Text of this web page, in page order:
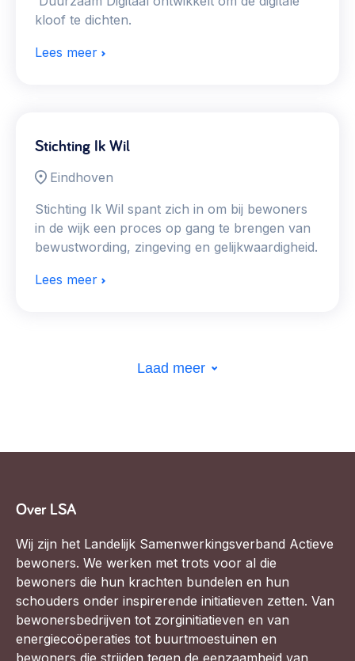
kloof te dichten.
Lees meer
Stichting Ik Wil
Eindhoven
Stichting Ik Wil spant zich in om bij bewoners
in de wijk een proces op gang te brengen van
bewustwording, zingeving en gelijkwaardigheid.
Lees meer
Laad meer
Over LSA
Wij zijn het Landelijk Samenwerkingsverband Actieve
bewoners. We werken met trots voor al die
bewoners die hun krachten bundelen en hun
schouders onder inspirerende initiatieven zetten. Van
bewonersbedrijven tot zorginitiatieven en van
energiecoöperaties tot buurtmoestuinen en
bewoners die strijden tegen de eenzaamheid van